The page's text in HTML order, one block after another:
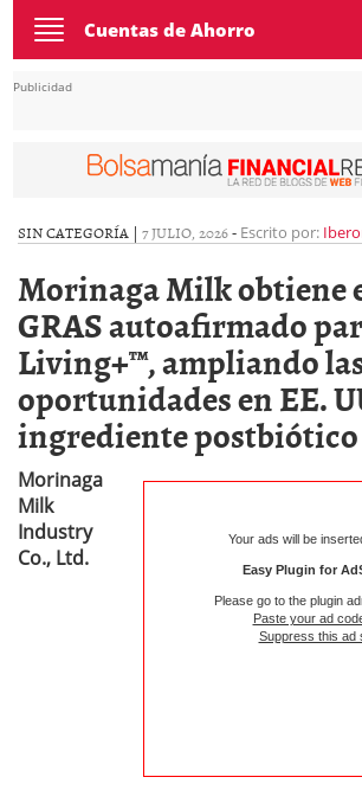
Toggle
navigation
Cuentas de Ahorro
Publicidad
SIN CATEGORÍA | 7 JULIO, 2026- Escrito por:
Morinaga Milk obtiene
GRAS autoafirmado
Living+™, ampliando
oportunidades en EE.
ingrediente postbiótico
Your ads will be
Easy Plugin for
Please go to the plugin
Paste your ad
Suppress this ad
Morinaga
Milk
Industry
Co., Ltd.